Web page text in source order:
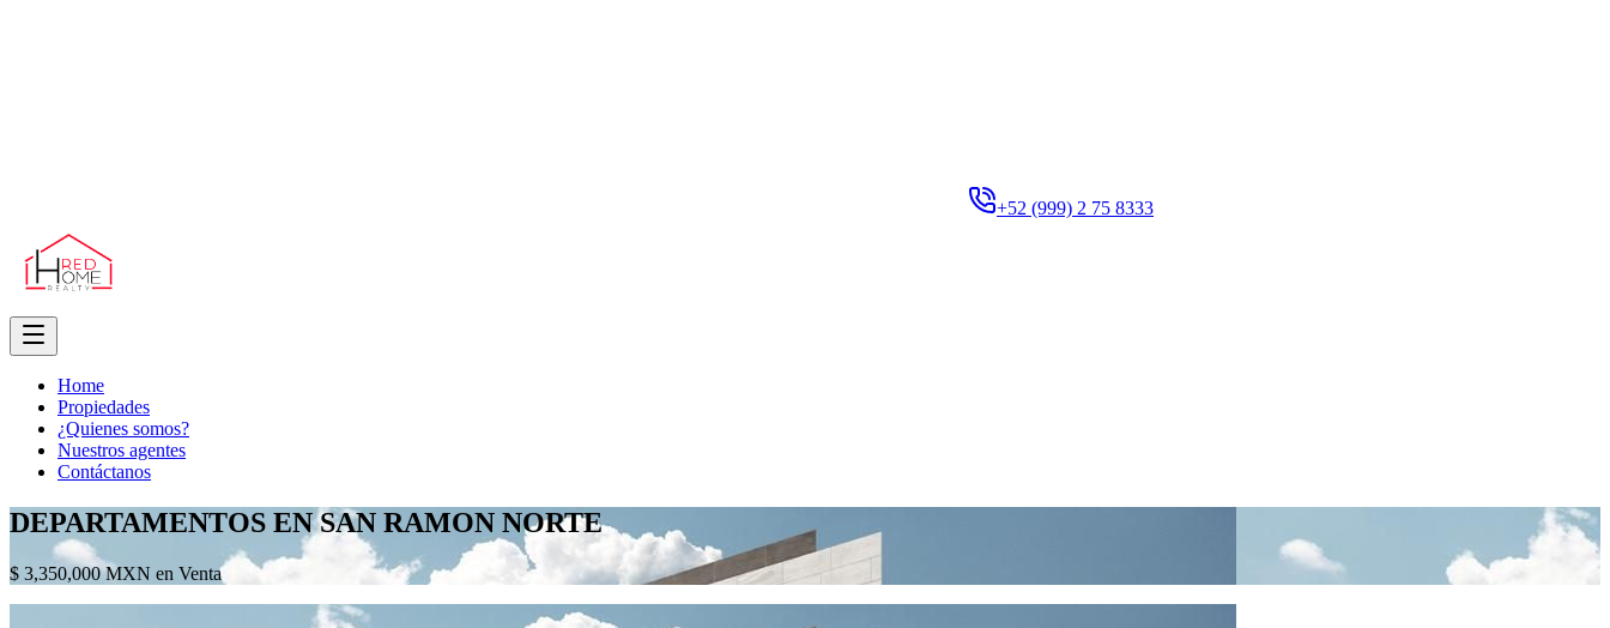
+52 (999) 2 75 8333
Home
Propiedades
¿Quienes somos?
Nuestros agentes
Contáctanos
DEPARTAMENTOS EN SAN RAMON NORTE
$ 3,350,000 MXN en Venta